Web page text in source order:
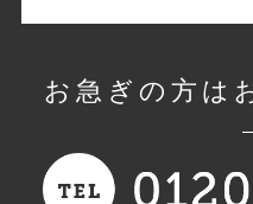
お急ぎの方は